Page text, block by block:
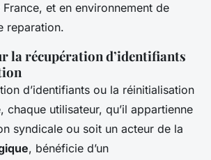
et en environnement de
reparation.
la récupération d’identifiants
d’identifiants ou la réinitialisation
chaque utilisateur, qu’il appartienne
syndicale ou soit un acteur de la
, bénéficie d’un